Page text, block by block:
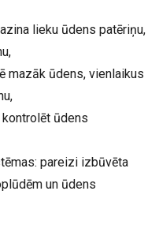
lieku ūdens patēriņu,
mazāk ūdens, vienlaikus
ūdens
pareizi izbūvēta
un ūdens